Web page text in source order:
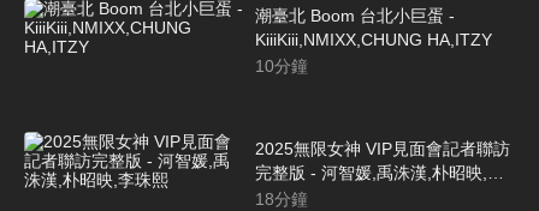
潮臺北 Boom 台北小巨蛋 -
KiiiKiii,NMIXX,CHUNG HA,ITZY
10分鐘
2025無限女神 VIP見面會記者聯訪
完整版 - 河智媛,禹洙漢,朴昭映,李
珠熙
18分鐘